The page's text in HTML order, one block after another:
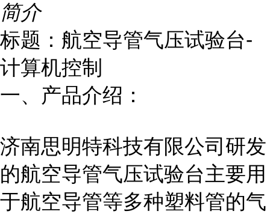
简介
标题：航空导管气压试验台-
计算机控制
一、产品介绍：
济南思明特科技有限公司研发
的航空导管气压试验台主要用
于航空导管等多种塑料管的气